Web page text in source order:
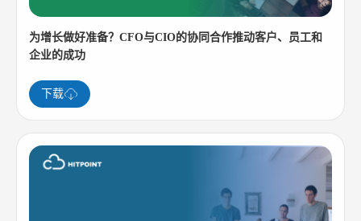
为增长做好准备？CFO与CIO的协同合作推动客户、员工和
企业的成功
下载